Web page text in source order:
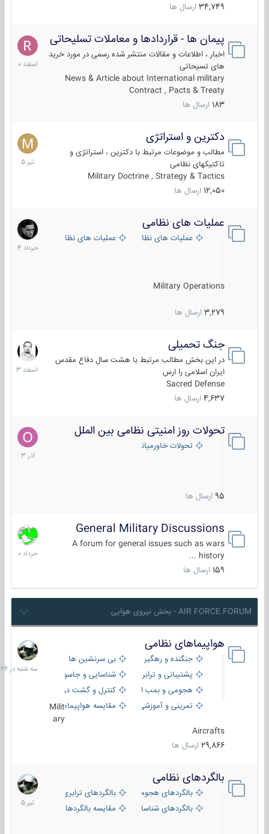
34,749 ارسال ها
پیمان ها - قراردادها و معاملات تسلیحاتی
اخبار ، اطلاعات و مقالات منتشر شده رسمی در مورد خرید
های تسیحاتی
News & Article about International military
Contract , Pacts & Treaty
183 ارسال ها
7
اسفند
1400
دکترین و استراتژی
مطالب و موضوعات مرتبط با دکترین ، استراتژی و
تاکتیکهای نظامی
Military Doctrine , Strategy & Tactics
12,050 ارسال ها
27
تیر
1405
عملیات های نظامی
عملیات های نظامی ایرانعملیات های نظامی خارجی
Military Operations
3,279 ارسال ها
5
خرداد
1404
جنگ تحمیلی
در این بخش مطالب مرتبط با هشت سال دفاع مقدس
ایران اسلامی را ارس
Sacred Defense
4,637 ارسال ها
20
اسفند
1403
تحولات روز امنیتی نظامی بین الملل
تحولات خاورمیانه
95 ارسال ها
21
آذر
1403
General Military Discussions
A forum for general issues such as wars
history ...
159 ارسال ها
10
خرداد
1400
AIR FORCE FORUM - بخش نیروی هوایی
هواپیماهای نظامی
جنگنده و رهگیر
بی سرنشین ها
پشتیبانی و ترابری
شناسایی و جاسوسی
هجومی و بمب افکن
کنترل و گشت دریایی
تمرینی و آموزشی
مقایسه هواپیماهاMilit
ary
Aircrafts
29,866 ارسال ها
سه
شنبه
در
بالگردهای نظامی
بالگردهای هجومی
بالگردهای ترابری
بالگردهای شناسایی
مقایسه بالگردها
22
تیر
1405